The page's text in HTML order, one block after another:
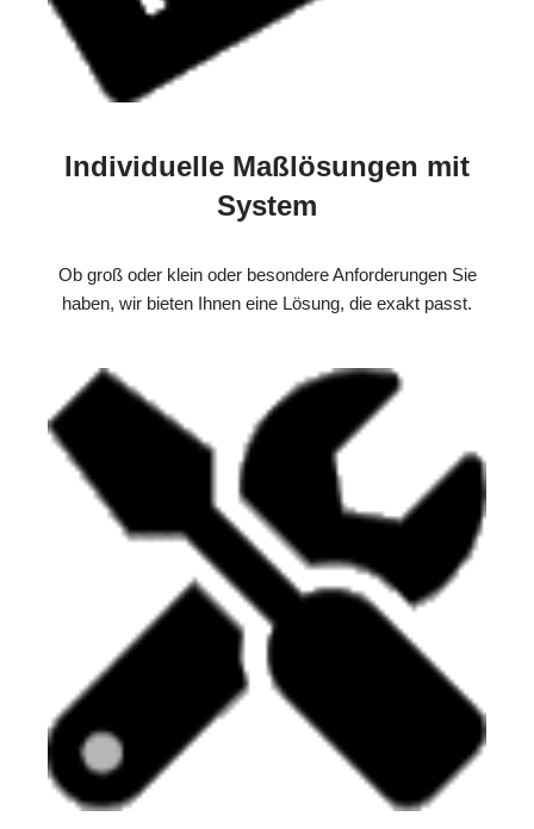
Individuelle Maßlösungen mit
System
Ob groß oder klein oder besondere Anforderungen Sie
haben, wir bieten Ihnen eine Lösung, die exakt passt.